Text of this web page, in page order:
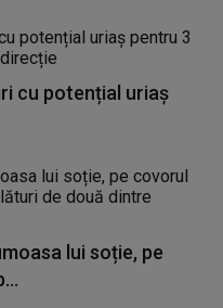
cu potențial uriaș
lui soție, pe